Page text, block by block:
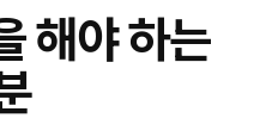
해야 하는